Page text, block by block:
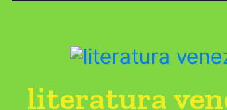
literatura